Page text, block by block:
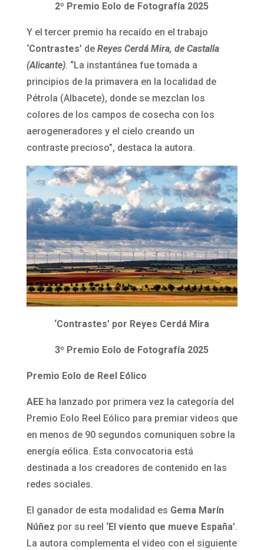
2º Premio Eolo de Fotografía 2025
Y el tercer premio ha recaído en el trabajo
‘Contrastes’de Reyes Cerdá Mira, de Castalla
(Alicante). “La instantánea fue tomada a
principios de la primavera en la localidad de
Pétrola (Albacete), donde se mezclan los
colores de los campos de cosecha con los
aerogeneradores y el cielo creando un
contraste precioso”, destaca la autora.
‘Contrastes’ por Reyes Cerdá Mira
3º Premio Eolo de Fotografía 2025
Premio Eolo de Reel Eólico
AEEha lanzado por primera vez la categoría del
Premio Eolo Reel Eólico para premiar videos que
en menos de 90 segundos comuniquen sobre la
energía eólica. Esta convocatoria está
destinada a los creadores de contenido en las
redes sociales.
El ganador de esta modalidad es Gema Marín
Núñez por su reel ‘El viento que mueve España’.
La autora complementa el video con el siguiente